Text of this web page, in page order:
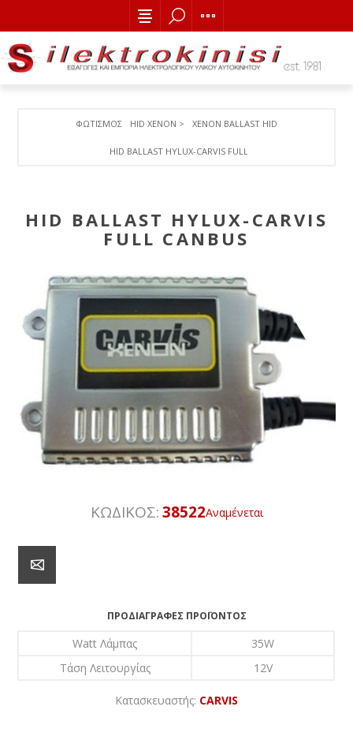
ΦΩΤΙΣΜΟΣ HID XENON > XENON BALLAST HID
HID BALLAST HYLUX-CARVIS FULL CANBUS
HID BALLAST HYLUX-CARVIS
FULL CANBUS
ΚΩΔΙΚΟΣ:38522Αναμένεται
ΠΡΟΔΙΑΓΡΑΦΈΣ ΠΡΟΪΌΝΤΟΣ
Watt Λάμπας
35W
Τάση Λειτουργίας
12V
Κατασκευαστής: CARVIS